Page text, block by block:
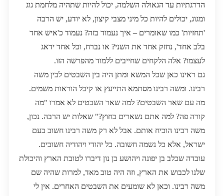
הדרגתיות עד הגאולה השלמה, יכול להיות שתהיה מלחמת גוג
ומגוג, יכולים להיות כל מיני מצבי קיצון, לא יודע, יש הרבה
'תחזיות' כמו שאומרים – איך נעמוד בזה? נעמוד כ'איש אחד
בלב אחד', נחזק אחד את השני? או נברח, וכל אחד ידאג
לעצמו? אלה הלקחים שחייבים ללמוד מהפרשה הזו.
גם ראינו כאן שכל המשא ומתן היה בין השבטים לבין משה
רבינו. ומשה רבינו מסתמא התייעץ או קיבל הוראות משמים.
מה עם שאר השבטים? למה שאר השבטים לא אמרו "מה
קורה פה? למה אתם נשארים בחוץ?" שאלות יש הרבה. נכון,
משה רבינו הוכיח אותם. אבל לא רק משה רבינו חשוב בעם
ישראל, אלא כל נשמה חשובה. כל יהודי ויהודיה חשובים.
עובדה שכלב בן יפונה ויהושע בן נון דיברו לטובת הארץ והיכולת
שלנו לכבוש את הארץ, וזה היה טוב מאד, למרות שהיה שם
משה רבינו. וכאן לא שומעים את השבטים האחרים. אין לי